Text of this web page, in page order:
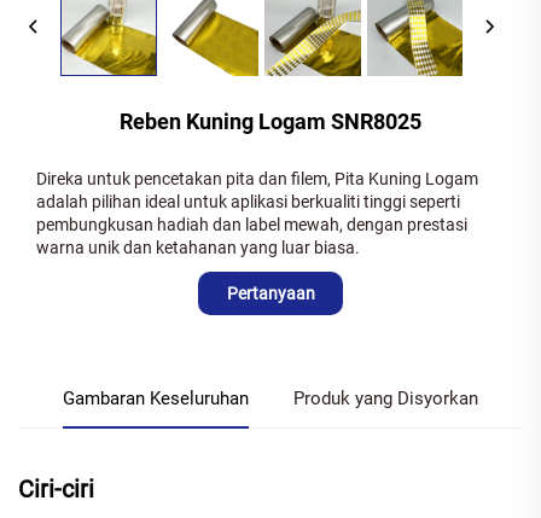
Reben Kuning Logam SNR8025
Direka untuk pencetakan pita dan filem, Pita Kuning Logam
adalah pilihan ideal untuk aplikasi berkualiti tinggi seperti
pembungkusan hadiah dan label mewah, dengan prestasi
warna unik dan ketahanan yang luar biasa.
Pertanyaan
Gambaran Keseluruhan Produk yang Disyorkan
Ciri-ciri